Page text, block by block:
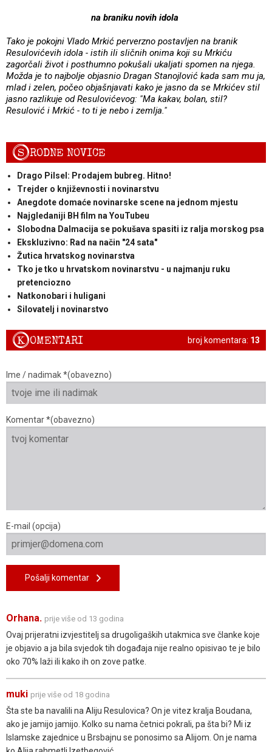
na braniku novih idola
Tako je pokojni Vlado Mrkić perverzno postavljen na branik
Resulovićevih idola - istih ili sličnih onima koji su Mrkiću
zagorčali život i posthumno pokušali ukaljati spomen na njega.
Možda je to najbolje objasnio Dragan Stanojlović kada sam mu ja,
mlad i zelen, počeo objašnjavati kako je jasno da se Mrkićev stil
jasno razlikuje od Resulovićevog: "Ma kakav, bolan, stil?
Resulović i Mrkić - to ti je nebo i zemlja."
SRODNE NOVICE
Drago Pilsel: Prodajem bubreg. Hitno!
Trejder o književnosti i novinarstvu
Anegdote domaće novinarske scene na jednom mjestu
Najgledaniji BH film na YouTubeu
Slobodna Dalmacija se pokušava spasiti iz ralja morskog psa
Ekskluzivno: Rad na način "24 sata"
Žutica hrvatskog novinarstva
Tko je tko u hrvatskom novinarstvu - u najmanju ruku
pretenciozno
Natkonobari i huligani
Silovatelj i novinarstvo
broj komentara: 13
KOMENTARI
Ime / nadimak *(obavezno)
Komentar *(obavezno)
E-mail (opcija)
Pošalji komentar
Orhana. prije više od 13 godina
Ovaj prijeratni izvjestitelj sa drugoligaških utakmica sve članke koje
je objavio a ja bila svjedok tih događaja nije realno opisivao te je bilo
oko 70% laži ili kako ih on zove patke.
muki prije više od 18 godina
Šta ste ba navalili na Aliju Resulovica? On je vitez kralja Boudana,
ako je jamijo jamijo. Kolko su nama četnici pokrali, pa šta bi? Mi iz
Islamske zajednice u Brsbajnu se ponosimo sa Alijom. On je nama